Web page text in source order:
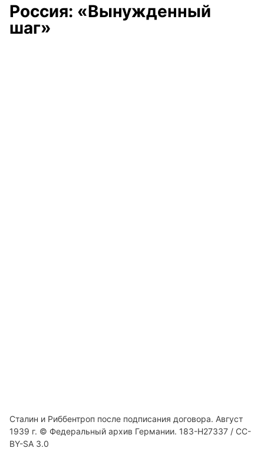
Россия: «Вынужденный
шаг»
Сталин и Риббентроп после подписания договора. Август
1939 г. © Федеральный архив Германии. 183-H27337 / CC-
BY-SA 3.0